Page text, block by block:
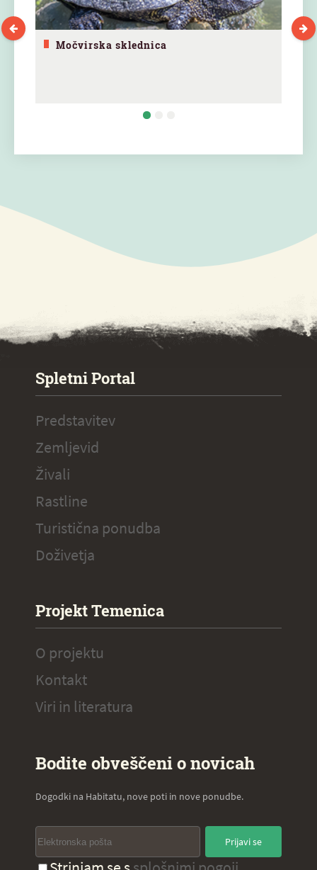
Močvirska sklednica
Spletni Portal
Predstavitev
Zemljevid
Živali
Rastline
Turistična ponudba
Doživetja
Projekt Temenica
O projektu
Kontakt
Viri in literatura
Bodite obveščeni o novicah
Dogodki na Habitatu, nove poti in nove ponudbe.
Prijavi se